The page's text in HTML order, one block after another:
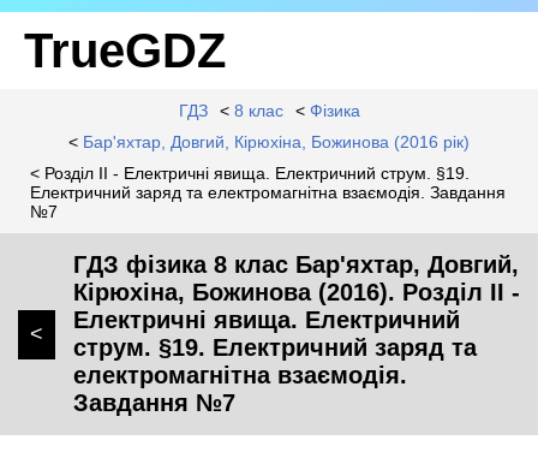
TrueGDZ
ГДЗ < 8 клас < Фізика
< Бар'яхтар, Довгий, Кірюхіна, Божинова (2016 рік)
< Розділ II - Електричні явища. Електричний струм. §19.
Електричний заряд та електромагнітна взаємодія. Завдання
№7
<
ГДЗ фізика 8 клас Бар'яхтар, Довгий,
Кірюхіна, Божинова (2016). Розділ II -
Електричні явища. Електричний
струм. §19. Електричний заряд та
електромагнітна взаємодія.
Завдання №7